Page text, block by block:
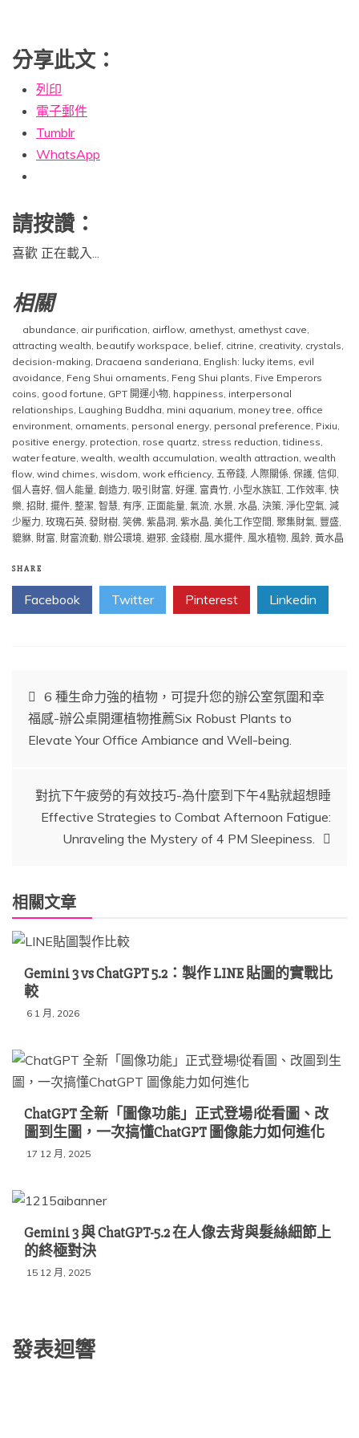
分享此文：
列印
電子郵件
Tumblr
WhatsApp
請按讚：
喜歡 正在載入...
相關
abundance, air purification, airflow, amethyst, amethyst cave,
attracting wealth, beautify workspace, belief, citrine, creativity, crystals,
decision-making, Dracaena sanderiana, English: lucky items, evil
avoidance, Feng Shui ornaments, Feng Shui plants, Five Emperors
coins, good fortune, GPT 開運小物, happiness, interpersonal
relationships, Laughing Buddha, mini aquarium, money tree, office
environment, ornaments, personal energy, personal preference, Pixiu,
positive energy, protection, rose quartz, stress reduction,tidiness,
water feature, wealth, wealth accumulation, wealth attraction, wealth
flow, wind chimes, wisdom, work efficiency, 五帝錢, 人際關係, 保護, 信仰,
個人喜好, 個人能量, 創造力, 吸引財富, 好運, 富貴竹, 小型水族缸, 工作效率, 快
樂, 招財, 擺件, 整潔, 智慧, 有序, 正面能量, 氣流, 水景, 水晶, 決策, 淨化空氣, 減
少壓力, 玫瑰石英, 發財樹, 笑佛, 紫晶洞, 紫水晶, 美化工作空間 , 聚集財氣, 豐盛,
貔貅, 財富, 財富流動, 辦公環境, 避邪, 金錢樹, 風水擺件, 風水植物, 風鈴, 黃水晶
SHARE
Facebook Twitter Pinterest Linkedin
文
章
6 種生命力強的植物，可提升您的辦公室氛圍和幸
福感-辦公桌開運植物推薦Six Robust Plants to
Elevate Your Office Ambiance and Well-being.
對抗下午疲勞的有效技巧-為什麼到下午4點就超想睡
Effective Strategies to Combat Afternoon Fatigue:
Unraveling the Mystery of 4 PM Sleepiness.
相關文章
Gemini 3 vs ChatGPT 5.2：製作 LINE 貼圖的實戰比
較
6 1 月, 2026
ChatGPT 全新「圖像功能」正式登場!從看圖、改
圖到生圖，一次搞懂ChatGPT 圖像能力如何進化
17 12 月, 2025
Gemini 3 與 ChatGPT-5.2 在人像去背與髮絲細節上
的終極對決
15 12 月, 2025
發表迴響